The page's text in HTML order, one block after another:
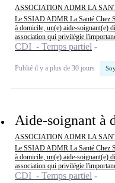
ASSOCIATION ADMR LA
Le SSIAD ADMR La Santé Chez
à domicile, un(e) aide-soignant(e)
association qui privilégie
CDI - Temps partiel
Publié il y a plus de 30 jours
Aide-soignant à
ASSOCIATION ADMR LA
Le SSIAD ADMR La Santé Chez
à domicile, un(e) aide-soignant(e)
association qui privilégie
CDI - Temps partiel